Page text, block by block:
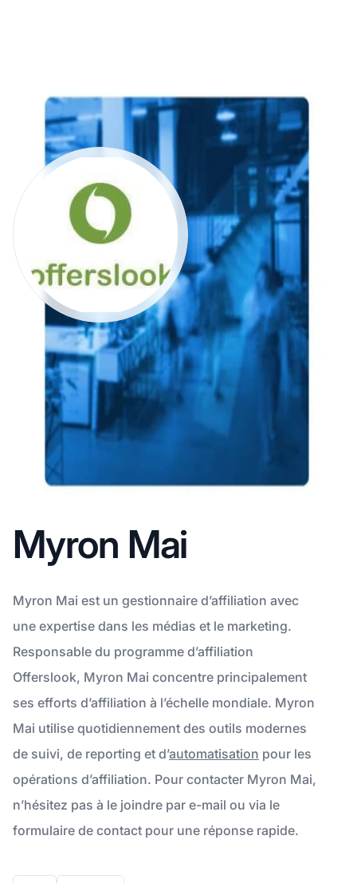
Myron Mai
Myron Mai est un gestionnaire d’affiliation avec
une expertise dans les médias et le marketing.
Responsable du programme d’affiliation
Offerslook, Myron Mai concentre principalement
ses efforts d’affiliation à l’échelle mondiale. Myron
Mai utilise quotidiennement des outils modernes
de suivi, de reporting et d’automatisation pour les
opérations d’affiliation. Pour contacter Myron Mai,
n’hésitez pas à le joindre par e-mail ou via le
formulaire de contact pour une réponse rapide.